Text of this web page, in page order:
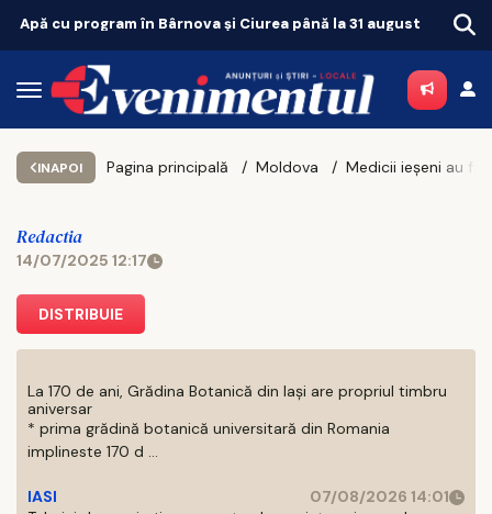
și Ciurea până la 31 august
INAPOI Pagina principală Moldova
Redactia
14/07/2025 12:17
DISTRIBUIE
La 170 de ani, Grădina Botanică din Iași are propriul timbru
aniversar
* prima grădină botanică universitară din Romania
implineste 170 d ...
IASI
07/08/2026 14:01